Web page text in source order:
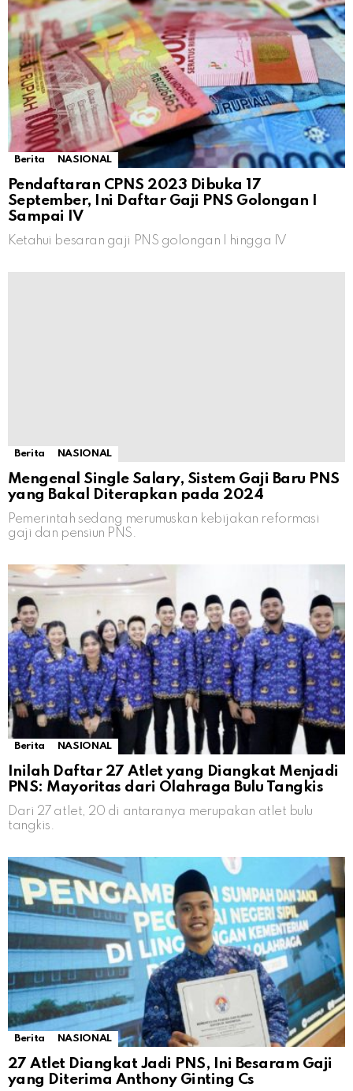
Berita NASIONAL
Pendaftaran CPNS 2023 Dibuka 17
September, Ini Daftar Gaji PNS Golongan I
Sampai IV
Ketahui besaran gaji PNS golongan I hingga IV
Berita NASIONAL
Mengenal Single Salary, Sistem Gaji Baru PNS
yang Bakal Diterapkan pada 2024
Pemerintah sedang merumuskan kebijakan reformasi
gaji dan pensiun PNS.
Berita NASIONAL
Inilah Daftar 27 Atlet yang Diangkat Menjadi
PNS: Mayoritas dari Olahraga Bulu Tangkis
Dari 27 atlet, 20 di antaranya merupakan atlet bulu
tangkis.
Berita NASIONAL
27 Atlet Diangkat Jadi PNS, Ini Besaram Gaji
yang Diterima Anthony Ginting Cs